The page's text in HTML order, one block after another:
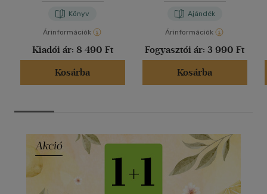
Könyv
Árinformációk
Kiadói ár: 8 490 Ft
Kosárba
Ajándék
Árinformációk
Fogyasztói ár: 3 990 Ft
Kosárba